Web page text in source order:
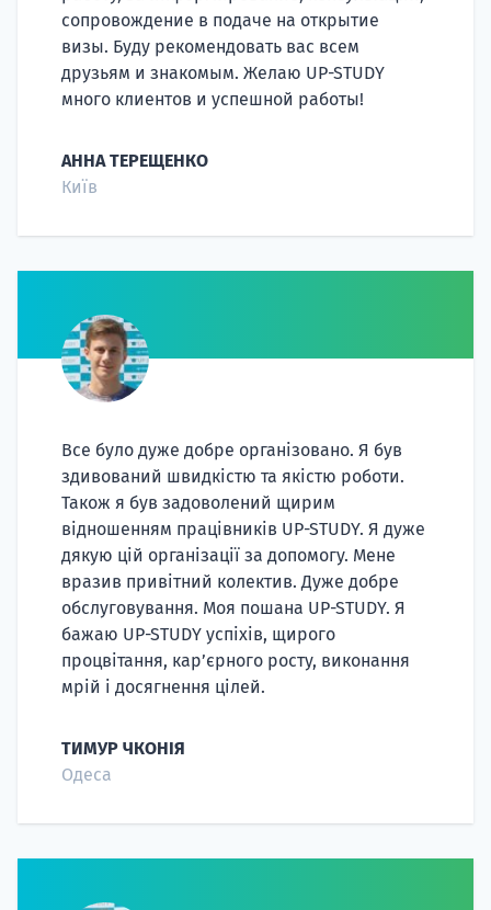
сопровождение в подаче на открытие
визы. Буду рекомендовать вас всем
друзьям и знакомым. Желаю UP-STUDY
много клиентов и успешной работы!
АННА ТЕРЕЩЕНКО
Київ
Все було дуже добре організовано. Я був
здивований швидкістю та якістю роботи.
Також я був задоволений щирим
відношенням працівників UP-STUDY. Я дуже
дякую цій організації за допомогу. Мене
вразив привітний колектив. Дуже добре
обслуговування. Моя пошана UP-STUDY. Я
бажаю UP-STUDY успіхів, щирого
процвітання, кар’єрного росту, виконання
мрій і досягнення цілей.
ТИМУР ЧКОНІЯ
Одеса